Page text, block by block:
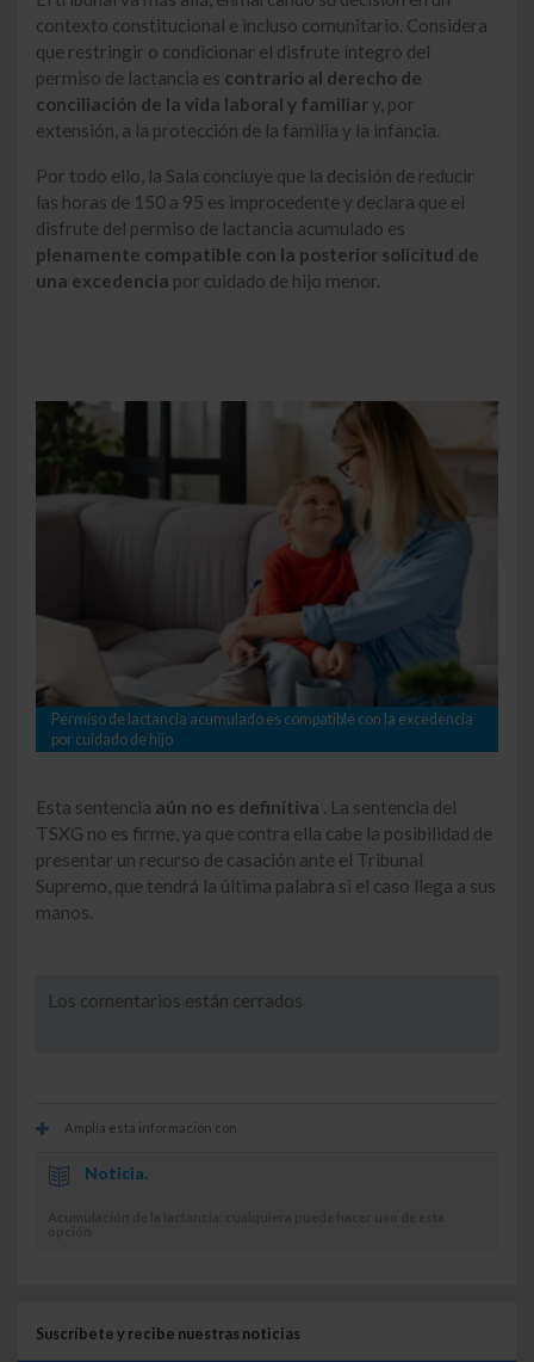
contexto constitucional e incluso comunitario. Considera
que restringir o condicionar el disfrute íntegro del
permiso de lactancia es contrario al derecho de
conciliación de la vida laboral y familiary, por
extensión, a la protección de la familia y la infancia.
Por todo ello, la Sala concluye que la decisión de reducir
las horas de 150 a 95 es improcedente y declara que el
disfrute del permiso de lactancia acumulado es
plenamente compatible con la posterior solicitud de
una excedencia por cuidado de hijo menor.
Permiso de lactancia acumulado es compatible con la excedencia
por cuidado de hijo
Esta sentencia aún no es definitiva . La sentencia del
TSXG no es firme, ya que contra ella cabe la posibilidad de
presentar un recurso de casación ante el Tribunal
Supremo, que tendrá la última palabra si el caso llega a sus
manos.
Los comentarios están cerrados
Amplía esta información con
Noticia.
Suscríbete y recibe nuestras noticias